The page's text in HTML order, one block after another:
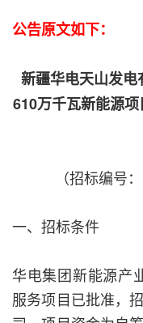
公告原文如下：
新疆华电天山发
610万千瓦新能源
（招标编号
一、招标条件
华电集团新能源产
服务项目已批准，